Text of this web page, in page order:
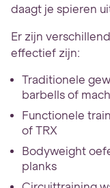
daagt je spieren
Er zijn
effectief zijn:
Traditionele
barbells of
Functionele
of TRX
Bodyweight
planks